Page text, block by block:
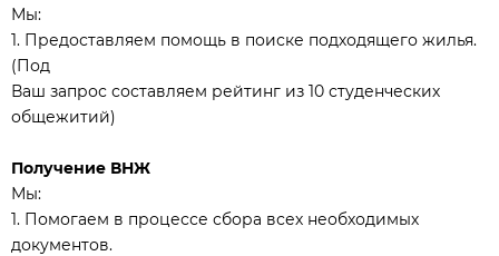
Мы:
1. Предоставляем помощь в поиске подходящего жилья.
(Под
Ваш запрос составляем рейтинг из 10 студенческих
общежитий)
Получение ВНЖ
Мы:
1. Помогаем в процессе сбора всех необходимых
документов.